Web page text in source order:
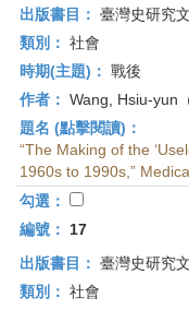
出版書目： 臺灣史研究
類別： 社會
時期(主題)： 戰後
作者： Wang, Hsiu-yun
題名 (點擊閱讀)：
“The Making of the
1960s to 1990s,”
勾選：
編號：
17
出版書目： 臺灣史研究
類別： 社會